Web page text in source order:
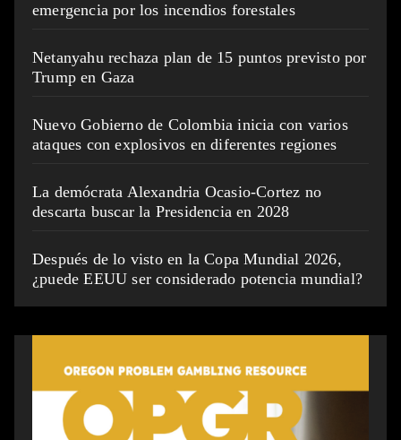
emergencia por los incendios forestales
Netanyahu rechaza plan de 15 puntos previsto por
Trump en Gaza
Nuevo Gobierno de Colombia inicia con varios
ataques con explosivos en diferentes regiones
La demócrata Alexandria Ocasio-Cortez no
descarta buscar la Presidencia en 2028
Después de lo visto en la Copa Mundial 2026,
¿puede EEUU ser considerado potencia mundial?